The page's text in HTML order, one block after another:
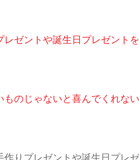
レゼントや誕生日プレゼントを
ものじゃないと喜んでくれな
作りプレゼントや誕生日プレ